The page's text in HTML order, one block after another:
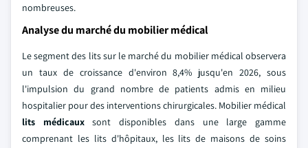
nombreuses.
Analyse du marché du mobilier médical
Le segment des lits sur le marché du mobilier médical observera
un taux de croissance d'environ 8,4% jusqu'en 2026, sous
l'impulsion du grand nombre de patients admis en milieu
hospitalier pour des interventions chirurgicales. Mobilier médical
lits médicauxsont disponibles dans une large gamme
comprenant les lits d'hôpitaux, les lits de maisons de soins